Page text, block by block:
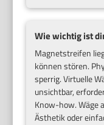
Wie wichtig ist
Magnetstreifen
können stören.
sperrig. Virtuelle
unsichtbar,
Know-how. Wäge
Ästhetik oder